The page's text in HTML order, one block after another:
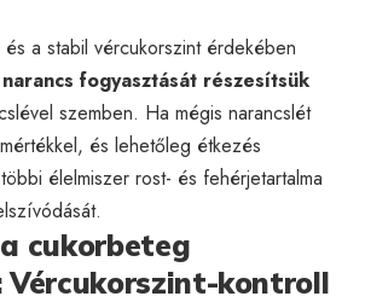
és a stabil vércukorszint érdekében
fogyasztását részesítsük
szemben. Ha mégis narancslét
és lehetőleg étkezés
élelmiszer rost- és fehérjetartalma
cukorbeteg
Vércukorszint-kontroll